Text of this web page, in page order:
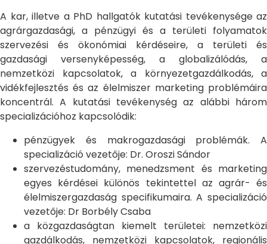
A kar, illetve a PhD hallgatók kutatási tevékenysége az
agrárgazdasági, a pénzügyi és a területi folyamatok
szervezési és ökonómiai kérdéseire, a területi és
gazdasági versenyképesség, a globalizálódás, a
nemzetközi kapcsolatok, a környezetgazdálkodás, a
vidékfejlesztés és az élelmiszer marketing problémáira
koncentrál. A kutatási tevékenység az alábbi három
specializációhoz kapcsolódik:
pénzügyek és makrogazdasági problémák. A
specializáció vezetője: Dr. Oroszi Sándor
szervezéstudomány, menedzsment és marketing
egyes kérdései különös tekintettel az agrár- és
élelmiszergazdaság specifikumaira. A specializáció
vezetője: Dr Borbély Csaba
a közgazdaságtan kiemelt területei: nemzetközi
gazdálkodás, nemzetközi kapcsolatok, regionális